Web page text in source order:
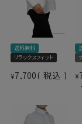
★リラックスフィ
身幅にゆとりを
ったりシルエッ
ゆったりスタイル
後身頃は長め丈と
ーしてくれます。
S-7号・M-9号
素材
吸湿速
イ
形態安定
素材名
衿型
ワイドカ
キーパーなし
裏前立て
ポケットポケット
送料無料
リラックスフィット
¥7,700 税込 ¥